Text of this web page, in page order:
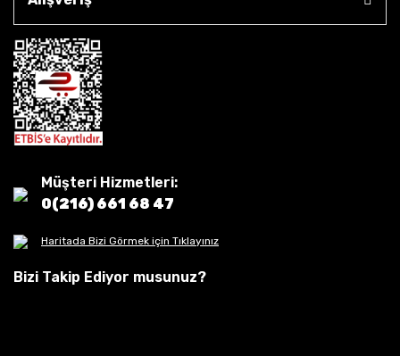
Müşteri Hizmetleri:
0(216) 661 68 47
Haritada Bizi Görmek için Tıklayınız
Bizi Takip Ediyor musunuz?